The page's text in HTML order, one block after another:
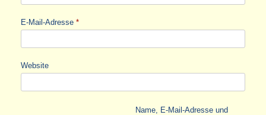
E-Mail-Adresse *
Website
Name, E-Mail-Adresse und